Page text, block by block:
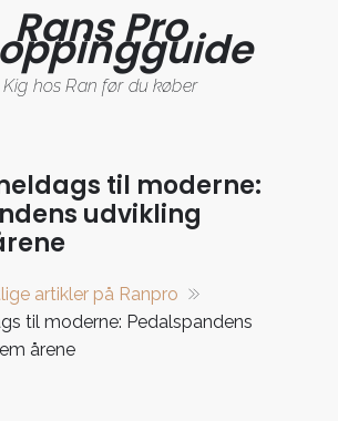
Rans Pro
Kig hos Ran før du køber
til moderne:
udvikling
artikler på Ranpro
til moderne: Pedalspandens
årene